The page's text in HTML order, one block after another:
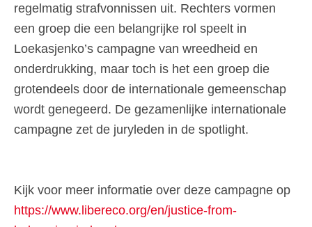
regelmatig strafvonnissen uit. Rechters vormen
een groep die een belangrijke rol speelt in
Loekasjenko’s campagne van wreedheid en
onderdrukking, maar toch is het een groep die
grotendeels door de internationale gemeenschap
wordt genegeerd. De gezamenlijke internationale
campagne zet de juryleden in de spotlight.
Kijk voor meer informatie over deze campagne op
https://www.libereco.org/en/justice-from-